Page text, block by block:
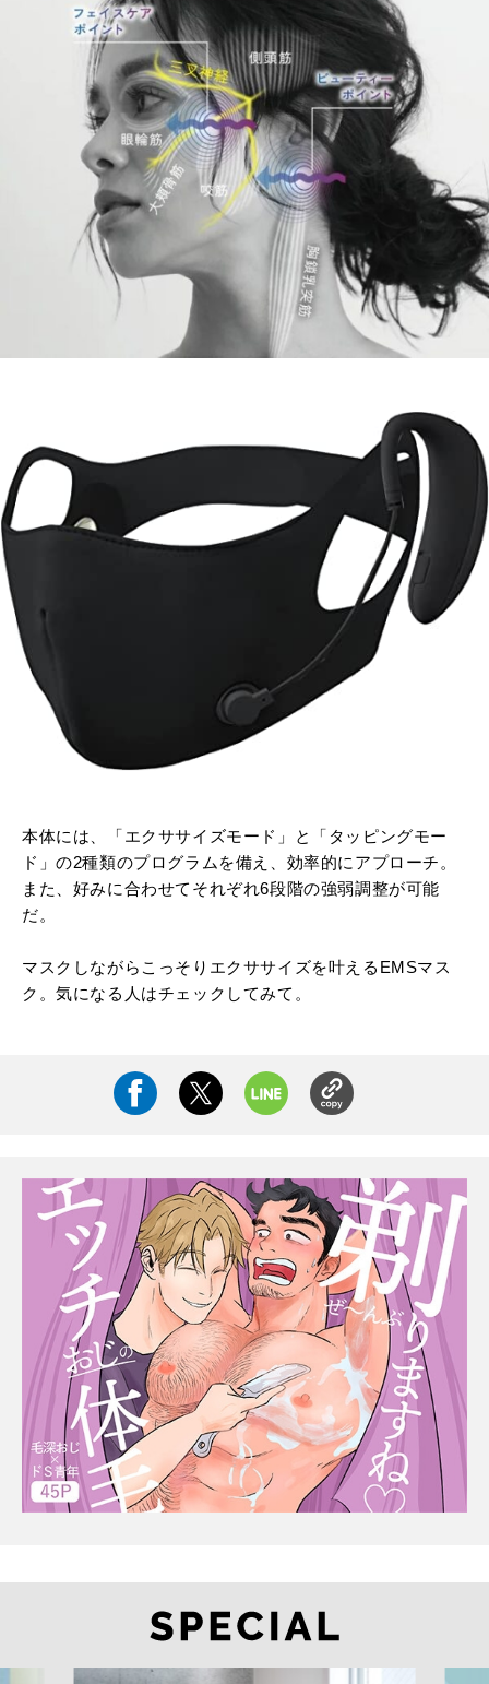
本体には、「エクササイズモード」と「タッピングモー
ド」の2種類のプログラムを備え、効率的にアプローチ。
また、好みに合わせてそれぞれ6段階の強弱調整が可能
だ。
マスクしながらこっそりエクササイズを叶える EMSマス
ク。気になる人はチェックしてみて。